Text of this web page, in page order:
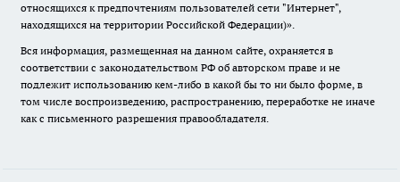
относящихся к предпочтениям пользователей сети "Интернет",
находящихся на территории Российской Федерации)».
Вся информация, размещенная на данном сайте, охраняется в
соответствии с законодательством РФ об авторском праве и не
подлежит использованию кем-либо в какой бы то ни было форме, в
том числе воспроизведению, распространению, переработке не иначе
как с письменного разрешения правообладателя.